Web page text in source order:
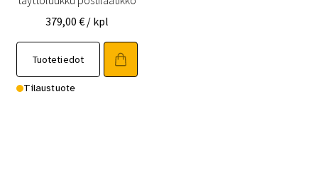
379,00 € / kpl
Tuotetiedot
Tilaustuote